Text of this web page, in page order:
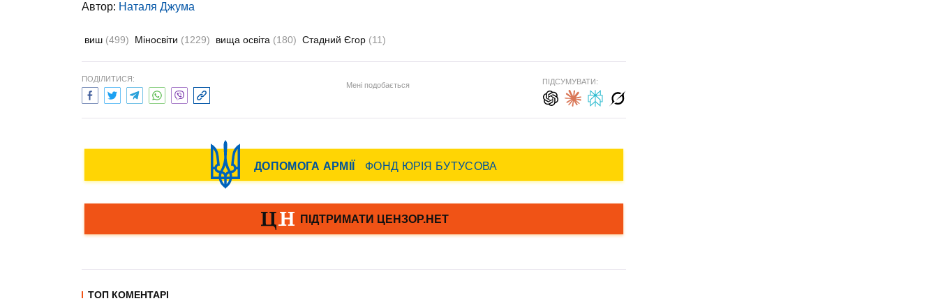
Автор: Наталя Джума
виш (499) Міносвіти (1229) вища освіта (180) Стадний Єгор (11)
ПОДІЛИТИСЯ:
Мені подобається ПІДСУМУВАТИ:
ТОП КОМЕНТАРІ